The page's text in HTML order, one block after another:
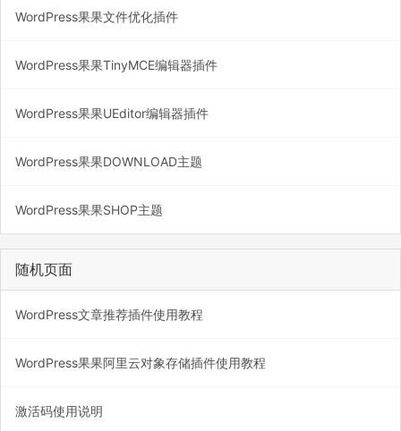
WordPress果果文件优化插件
WordPress果果TinyMCE编辑器插件
WordPress果果UEditor编辑器插件
WordPress果果DOWNLOAD主题
WordPress果果SHOP主题
随机页面
WordPress文章推荐插件使用教程
WordPress果果阿里云对象存储插件使用教程
激活码使用说明